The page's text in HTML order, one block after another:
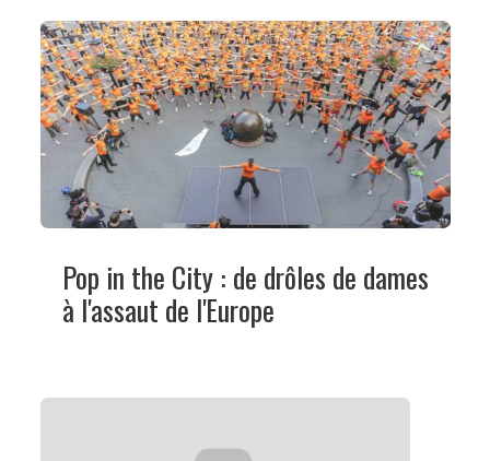
Pop in the City : de drôles de dames
à l'assaut de l'Europe